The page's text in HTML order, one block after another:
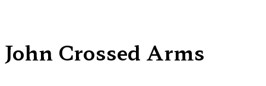
John Crossed Arms